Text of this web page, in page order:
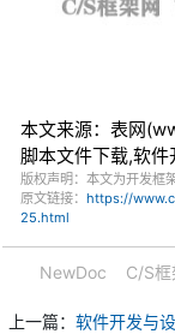
本文来源：表网
脚本文件下载,软
版权声明：本文为开发框
原文链接： https://
25.html
NewDoc C/S框
上一篇： 软件开发与